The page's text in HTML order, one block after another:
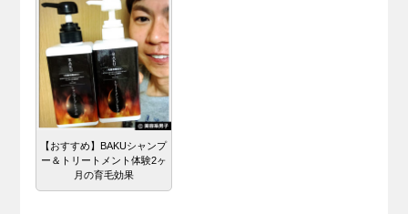
【おすすめ】BAKUシャンプ
ー＆トリートメント体験2ヶ
月の育毛効果